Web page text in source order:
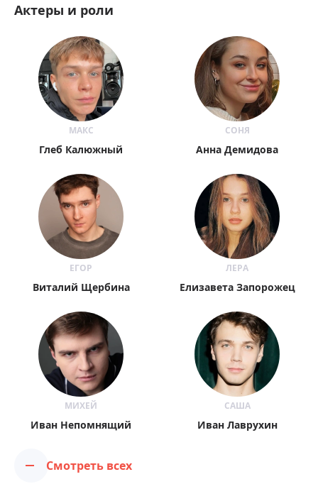
Актеры и роли
МАКС
Глеб Калюжный
СОНЯ
Анна Демидова
ЕГОР
Виталий Щербина
ЛЕРА
Елизавета Запорожец
МИХЕЙ
Иван Непомнящий
САША
Иван Лаврухин
Смотреть всех